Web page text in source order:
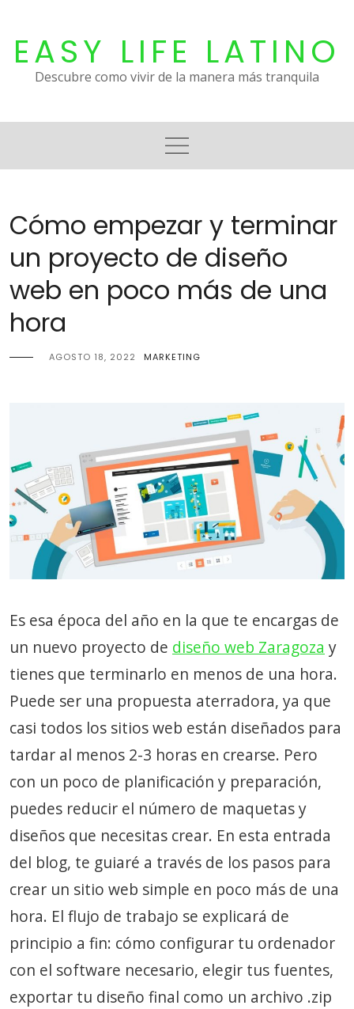
content
EASY LIFE LATINO
Descubre como vivir de la manera más tranquila
Cómo empezar y terminar
un proyecto de diseño
web en poco más de una
hora
AGOSTO 18, 2022 MARKETING
Es esa época del año en la que te encargas de
un nuevo proyecto de diseño web Zaragoza y
tienes que terminarlo en menos de una hora.
Puede ser una propuesta aterradora, ya que
casi todos los sitios web están diseñados para
tardar al menos 2-3 horas en crearse. Pero
con un poco de planificación y preparación,
puedes reducir el número de maquetas y
diseños que necesitas crear. En esta entrada
del blog, te guiaré a través de los pasos para
crear un sitio web simple en poco más de una
hora. El flujo de trabajo se explicará de
principio a fin: cómo configurar tu ordenador
con el software necesario, elegir tus fuentes,
exportar tu diseño final como un archivo .zip